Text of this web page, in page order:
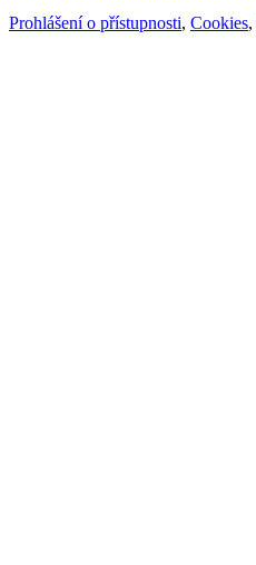
Prohlášení o přístupnosti, Cookies,